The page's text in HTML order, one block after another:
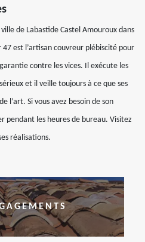
de Labastide Castel Amouroux dans
est l’artisan couvreur plébiscité pour
contre les vices. Il exécute les
et il veille toujours à ce que ses
l’art. Si vous avez besoin de son
pendant les heures de bureau. Visitez
réalisations.